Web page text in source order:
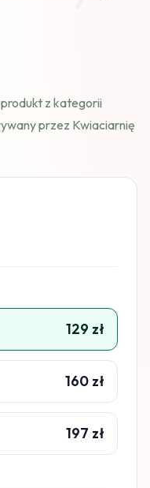
z kategorii
przez Kwiaciarnię
129 zł
160 zł
197 zł